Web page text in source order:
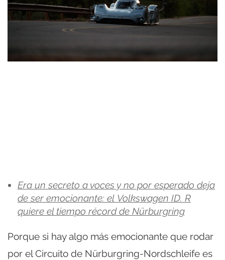
Era un secreto a voces y no por esperado deja
de ser emocionante: el Volkswagen ID. R
quiere el tiempo récord de Nürburgring
Porque si hay algo más emocionante que rodar
por el Circuito de Nürburgring-Nordschleife es